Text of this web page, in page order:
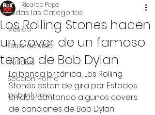
Todas las Categorías
Música
Estilo de vida
Noticias
Seccion Home
Gob Informa
Los Rolling Stones hacen
un cover de un famoso
tema de Bob Dylan
Ricardo Papo
La banda británica, Los Rolling
Stones estan de gira por Estados
Unidos, cantando algunos covers
de canciones de Bob Dylan